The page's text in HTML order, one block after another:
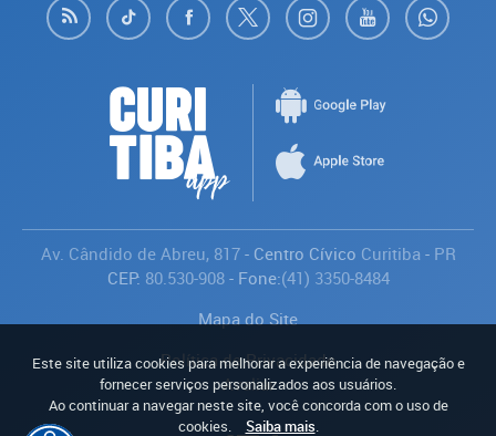
Av. Cândido de Abreu, 817- Centro Cívico Curitiba - PR
CEP: 80.530-908- Fone:(41) 3350-8484
Mapa do Site
Política de Privacidade
Avaliar
Este site utiliza cookies para melhorar a experiência de navegação e
fornecer serviços personalizados aos usuários.
Ao continuar a navegar neste site, você concorda com o uso de
cookies.
Saiba mais.